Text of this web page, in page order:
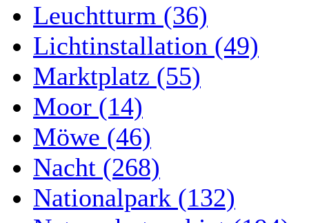
Leuchtturm (36)
Lichtinstallation (49)
Marktplatz (55)
Moor (14)
Möwe (46)
Nacht (268)
Nationalpark (132)